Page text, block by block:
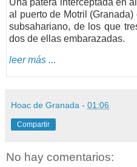
al puerto de Motril
subsahariano, de los que
dos de ellas embarazadas.
leer más ...
Hoac de Granada - 01:06
Compartir
No hay comentarios: